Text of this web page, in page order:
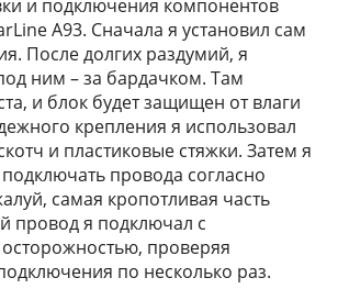
и подключения компонентов
A93. Сначала я установил сам
После долгих раздумий, я
ним – за бардачком. Там
и блок будет защищен от влаги
крепления я использовал
и пластиковые стяжки. Затем я
подключать провода согласно
самая кропотливая часть
провод я подключал с
проверяя
по несколько раз.